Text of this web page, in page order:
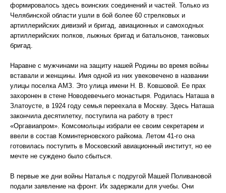
формировалось здесь воинских соединений и частей. Только из
Челябинской области ушли в бой более 60 стрелковых и
артиллерийских дивизий и бригад, авиационных и самоходных
артиллерийских полков, лыжных бригад и батальонов, танковых
бригад.
Наравне с мужчинами на защиту нашей Родины во время войны
вставали и женщины. Имя одной из них увековечено в названии
улицы поселка АМЗ. Это улица имени Н. В. Ковшовой. Ее прах
захоронен в стене Новодевечьего монастыря. Родилась Наташа в
Златоусте, в 1924 году семья переехала в Москву. Здесь Наташа
закончила десятилетку, поступила на работу в трест
«Оргавиапром». Комсомольцы избрали ее своим секретарем и
ввели в состав Коминтерновского райкома. Летом 41-го она
готовилась поступить в Московский авиационный институт, но ее
мечте не суждено было сбыться.
В первые же дни войны Наталья с подругой Машей Поливановой
подали заявление на фронт. Их задержали для учебы. Они